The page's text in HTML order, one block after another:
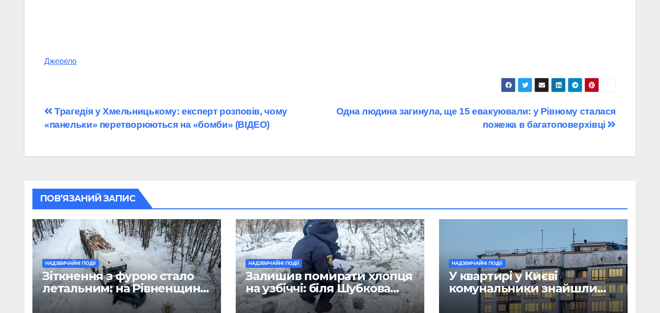
Джерело
Навігація
Одна людина загинула, ще 15 евакуювали: у Рівному сталася
пожежа в багатоповерхівці
Трагедія у Хмельницькому: експерт розповів, чому
«панельки» перетворюються на «бомби» (ВІДЕО)
ПОВ’ЯЗАНИЙ ЗАПИС
НАДЗВИЧАЙНІ ПОДІЇ
Зіткнення з фурою стало
летальним: на Рівненщині
загинув водій легковика
НАДЗВИЧАЙНІ ПОДІЇ
Залишив помирати хлопця
на узбіччі: біля Шубкова
сталася смертельна ДТП
НАДЗВИЧАЙНІ ПОДІЇ
У квартирі у Києві
комунальники знайшли
мумію